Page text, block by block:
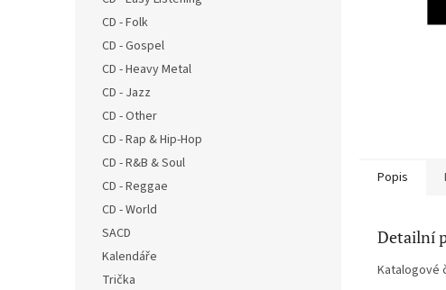
CD - Folk
CD - Gospel
CD - Heavy Metal
CD - Jazz
CD - Other
CD - Rap & Hip-Hop
CD - R&B & Soul
CD - Reggae
CD - World
SACD
Kalendáře
Trička
Popis
Detailní
Katalogové